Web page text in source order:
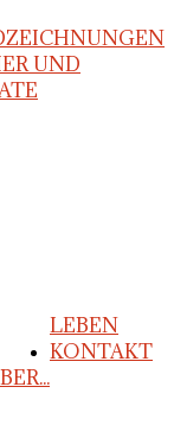
UND
LEBEN
KONTAKT